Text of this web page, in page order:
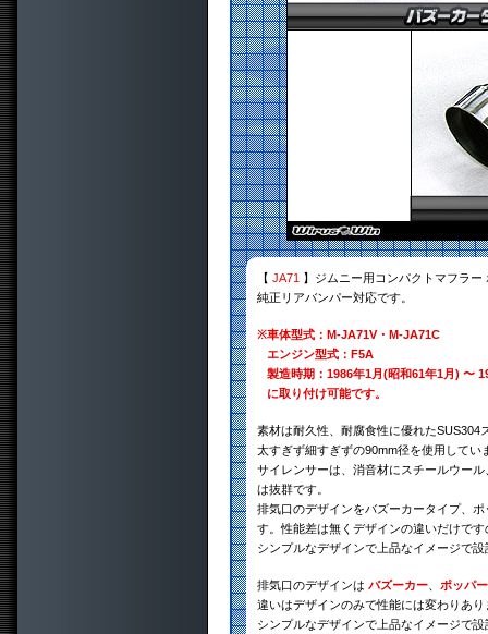
【 JA71 】ジムニー用コンパクトマフラー
純正リアバンパー対応です。
※車体型式：M-JA71V・M-JA71C
エンジン型式：F5A
製造時期：1986年1月(昭和61年1月) 〜
に取り付け可能です。
素材は耐久性、耐腐食性に優れたSUS304
太すぎず細すぎずの90mm径を使用してい
サイレンサーは、消音材にスチールウー
は抜群です。
排気口のデザインをバズーカータイプ、
す。性能差は無くデザインの違いだけで
シンプルなデザインで上品なイメージで
排気口のデザインは バズーカー
ポッパー
違いはデザインのみで性能には変わりあ
シンプルなデザインで上品なイメージで